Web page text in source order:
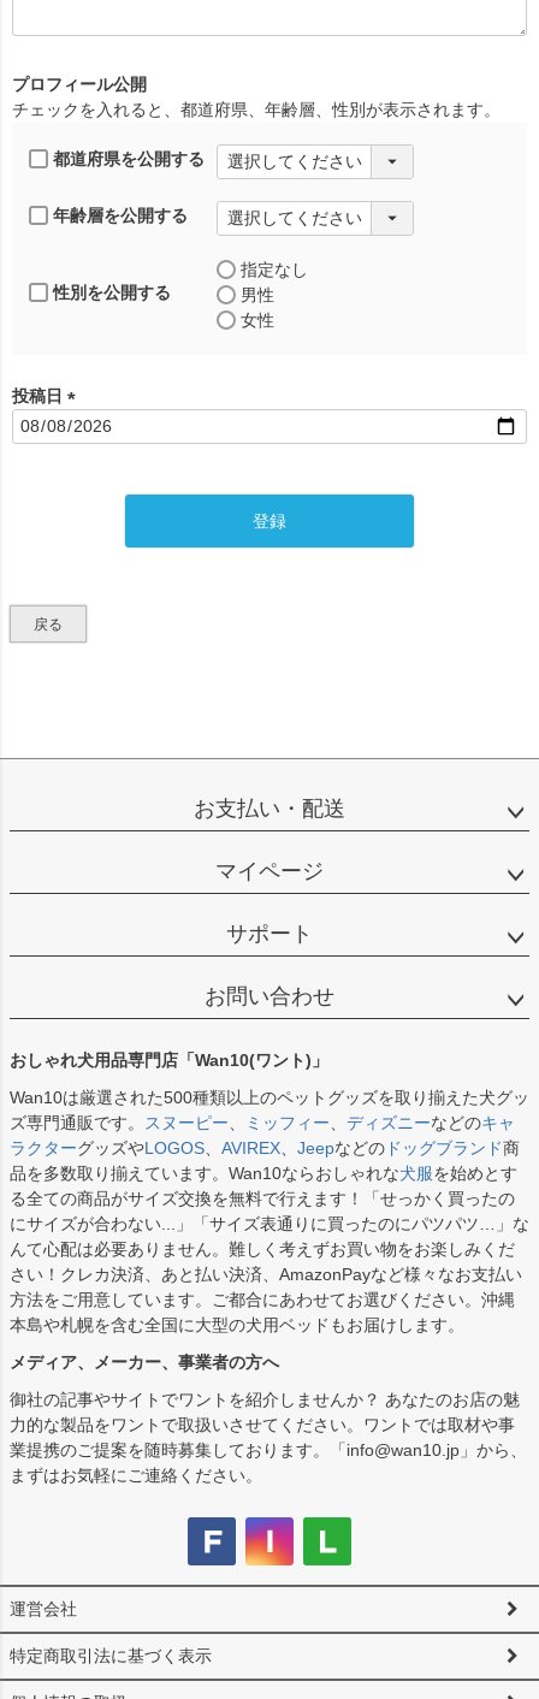
プロフィール公開
チェックを入れると、都道府県、年齢層、性別が表示されます。
都道府県を公開する
年齢層を公開する
性別を公開する
指定なし
男性
女性
投稿日
(
登録
戻る
お支払い・配送
マイページ
サポート
お問い合わせ
おしゃれ犬用品専門店「Wan10(ワント)」
Wan10は厳選された500種類以上のペットグッズを取り揃えた犬グッ
ズ専門通販です。
スヌーピー ミッフィー ディズニーなどのキャ
ラクターグッズやLOGOS AVIREX Jeepなどの ドッグブランド商
品を多数取り揃えています。Wan10ならおしゃれな犬服を始めとす
る全ての商品がサイズ交換を無料で行えます！「せっかく買ったの
にサイズが合わない...」「サイズ表通りに買ったのにパツパツ…」な
んて心配は必要ありません。難しく考えずお買い物をお楽しみくだ
さい！クレカ決済、あと払い決済、AmazonPayなど様々なお支払い
方法をご用意しています。ご都合にあわせてお選びください。沖縄
本島や札幌を含む全国に大型の犬用ベッドもお届けします。
メディア、メーカー、事業者の方へ
御社の記事やサイトでワントを紹介しませんか？ あなたのお店の魅
力的な製品をワントで取扱いさせてください。ワントでは取材や事
業提携のご提案を随時募集しております。「info@wan10.jp」から、
まずはお気軽にご連絡ください。
運営会社
特定商取引法に基づく表示